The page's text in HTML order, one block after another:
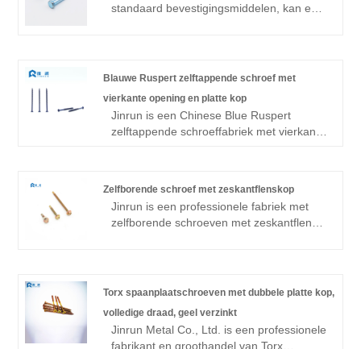
standaard bevestigingsmiddelen, kan een
bouten, moeren, ringen, tanden,
verzameling van productie en handel als
een van de fabrieken.
Blauwe Ruspert zelftappende schroef met
vierkante opening en platte kop
Jinrun is een Chinese Blue Ruspert
zelftappende schroeffabriek met vierkante
productkwaliteit en is een hoogwaardige
niet-standaard schroefleverancier.
Zelfborende schroef met zeskantflenskop
Jinrun is een professionele fabriek met
zelfborende schroeven met zeskantflens.
schroeven met zeskantflens, is een
ontwikkeling, verzending, service als een
van de kwaliteit leveranciers.
Torx spaanplaatschroeven met dubbele platte kop,
volledige draad, geel verzinkt
Jinrun Metal Co., Ltd. is een professionele
fabrikant en groothandel van Torx